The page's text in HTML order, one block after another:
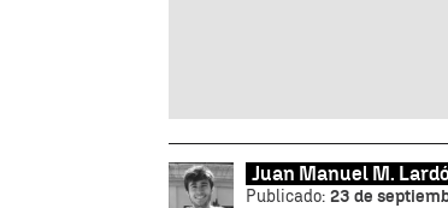
Juan Manuel M.
Publicado: 23 de